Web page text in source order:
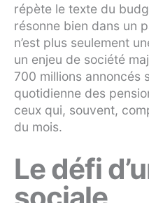
répète le texte du
résonne bien dans un
n’est plus seulement
un enjeu de société
700 millions annoncés
quotidienne des
ceux qui, souvent,
du mois.
Le défi